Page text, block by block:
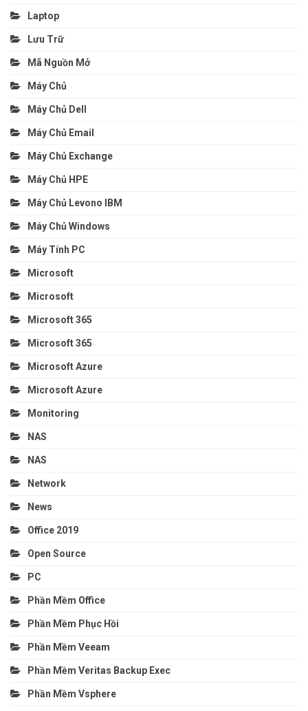
Laptop
Lưu Trữ
Mã Nguồn Mở
Máy Chủ
Máy Chủ Dell
Máy Chủ Email
Máy Chủ Exchange
Máy Chủ HPE
Máy Chủ Levono IBM
Máy Chủ Windows
Máy Tính PC
Microsoft
Microsoft
Microsoft 365
Microsoft 365
Microsoft Azure
Microsoft Azure
Monitoring
NAS
NAS
Network
News
Office 2019
Open Source
PC
Phần Mềm Office
Phần Mềm Phục Hồi
Phần Mềm Veeam
Phần Mềm Veritas Backup Exec
Phần Mềm Vsphere